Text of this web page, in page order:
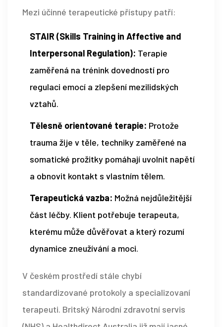
Mezi účinné terapeutické přístupy patří:
STAIR (Skills Training in Affective and
Interpersonal Regulation): Terapie
zaměřená na trénink dovedností pro
regulaci emocí a zlepšení mezilidských
vztahů.
Tělesně orientované terapie: Protože
trauma žije v těle, techniky zaměřené na
somatické prožitky pomáhají uvolnit napětí
a obnovit kontakt s vlastním tělem.
Terapeutická vazba: Možná nejdůležitější
část léčby. Klient potřebuje terapeuta,
kterému může důvěřovat a který rozumí
dynamice zneužívání a moci.
V českém prostředí stále chybí
standardizované protokoly a specializovaní
terapeuti. Britský Národní zdravotní servis